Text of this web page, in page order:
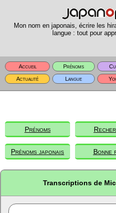
Mon nom en japonais, écrire les
langue : tout pour
Accueil Prénoms
Actualité
Langue
Prénoms
Prénoms japonais Bonne
Transcriptions de